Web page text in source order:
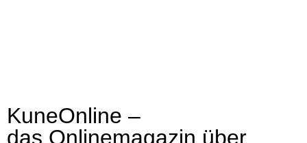
KuneOnline –
das Onlinemagazin über